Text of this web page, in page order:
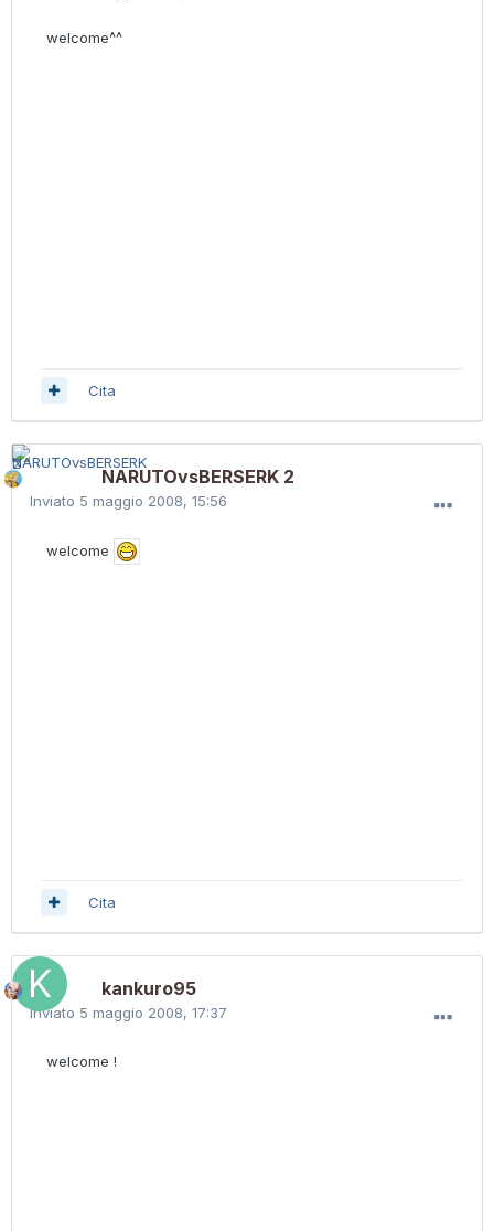
welcome^^
Cita
NARUTOvsBERSERK 2
Inviato 5 maggio 2008, 15:56
welcome
Cita
kankuro95
Inviato 5 maggio 2008, 17:37
welcome !